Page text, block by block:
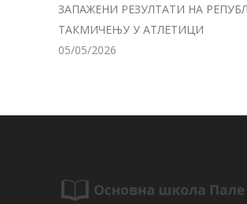
ЗАПАЖЕНИ РЕЗУЛТАТИ НА
ТАКМИЧЕЊУ У АТЛЕТИЦИ
05/05/2026